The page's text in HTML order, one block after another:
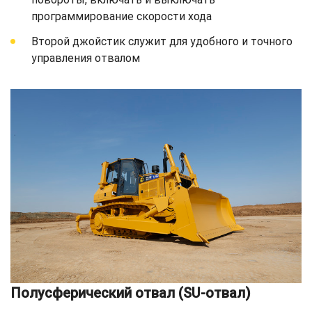
программирование скорости хода
Второй джойстик служит для удобного и точного
управления отвалом
Полусферический отвал (SU-отвал)